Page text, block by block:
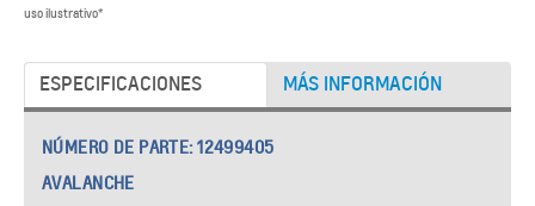
uso ilustrativo*​
ESPECIFICACIONES MÁS INFORMACIÓN
NÚMERO DE PARTE:12499405
AVALANCHE